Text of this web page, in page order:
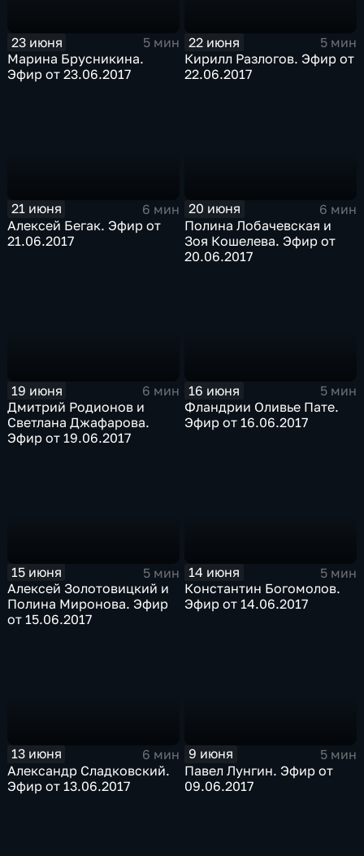
23 июня
5 мин
Марина Брусникина.
Эфир от 23.06.2017
22 июня
5 мин
Кирилл Разлогов. Эфир от
22.06.2017
21 июня
6 мин
Алексей Бегак. Эфир от
21.06.2017
20 июня
6 мин
Полина Лобачевская и
Зоя Кошелева. Эфир от
20.06.2017
19 июня
6 мин
Дмитрий Родионов и
Светлана Джафарова.
Эфир от 19.06.2017
16 июня
5 мин
Фландрии Оливье Пате.
Эфир от 16.06.2017
15 июня
5 мин
Алексей Золотовицкий и
Полина Миронова. Эфир
от 15.06.2017
14 июня
5 мин
Константин Богомолов.
Эфир от 14.06.2017
13 июня
6 мин
Александр Сладковский.
Эфир от 13.06.2017
9 июня
5 мин
Павел Лунгин. Эфир от
09.06.2017